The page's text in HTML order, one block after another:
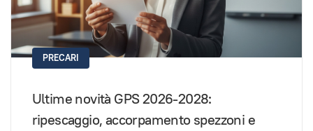
PRECARI
Ultime novità GPS 2026-2028:
ripescaggio, accorpamento spezzoni e